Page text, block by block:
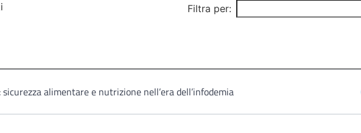
Filtra per:
alimentare e nutrizione nell’era dell’infodemia